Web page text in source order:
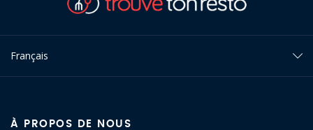
Français
À PROPOS DE NOUS